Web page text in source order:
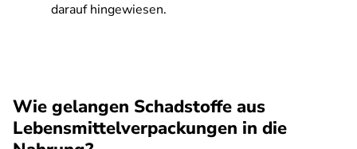
darauf hingewiesen.
Wie gelangen Schadstoffe aus
Lebensmittelverpackungen in die